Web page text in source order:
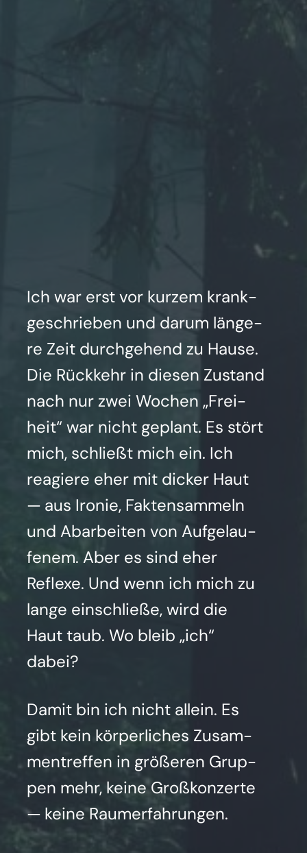
Ich war erst vor kur­zem krank­
ge­schrie­ben und dar­um län­ge­
re Zeit durch­ge­hend zu Hau­se.
Die Rück­kehr in die­sen Zustand
nach nur zwei Wochen „Frei­
heit“ war nicht geplant. Es stört
mich, schließt mich ein. Ich
reagie­re eher mit dicker Haut
— aus Iro­nie, Fak­ten­sam­meln
und Abar­bei­ten von Auf­ge­lau­
fe­nem. Aber es sind eher
Refle­xe. Und wenn ich mich zu
lan­ge ein­schlie­ße, wird die
Haut taub. Wo bleib „ich“
dabei?
Damit bin ich nicht allein. Es
gibt kein kör­per­li­ches Zusam­
men­tref­fen in grö­ße­ren Grup­
pen mehr, kei­ne Groß­kon­zer­te
— kei­ne Raum­er­fah­run­gen.